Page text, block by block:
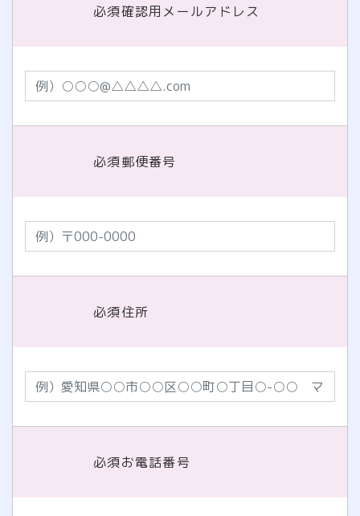
必須確認用メールアドレス
必須郵便番号
必須住所
必須お電話番号